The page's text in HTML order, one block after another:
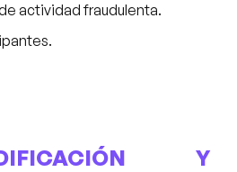
actividad fraudulenta.
Y